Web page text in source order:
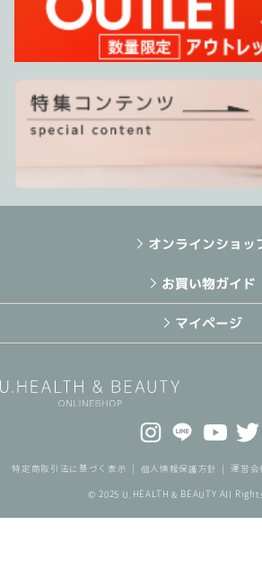
オンラインショッ
お買い物ガイド
マイページ
© 2025 U.HEALTH & BEAUTY All
特定商取引法に基づく表示 個人情報保護方針 運営会